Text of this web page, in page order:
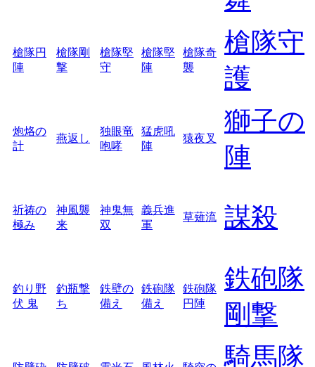
槍隊円
陣
槍隊剛
撃
槍隊堅
守
槍隊堅
陣
槍隊奇
襲
槍隊守
護
炮烙の
計
燕返し
独眼竜
咆哮
猛虎吼
陣
猿夜叉
獅子の
陣
祈祷の
極み
神風襲
来
神鬼無
双
義兵進
軍
草薙流 謀殺
釣り野
伏 鬼
釣瓶撃
ち
鉄壁の
備え
鉄砲隊
備え
鉄砲隊
円陣
鉄砲隊
剛撃
騎馬隊